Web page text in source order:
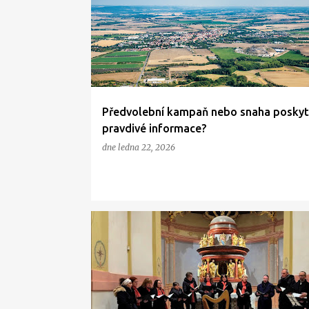
Předvolební kampaň nebo snaha
pravdivé informace?
dne ledna 22, 2026